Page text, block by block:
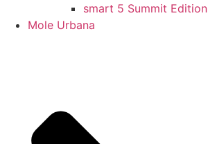
smart 5 Summit Edition
Mole Urbana